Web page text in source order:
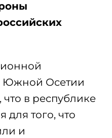
Южной Осетии
в республике
для того, что
и